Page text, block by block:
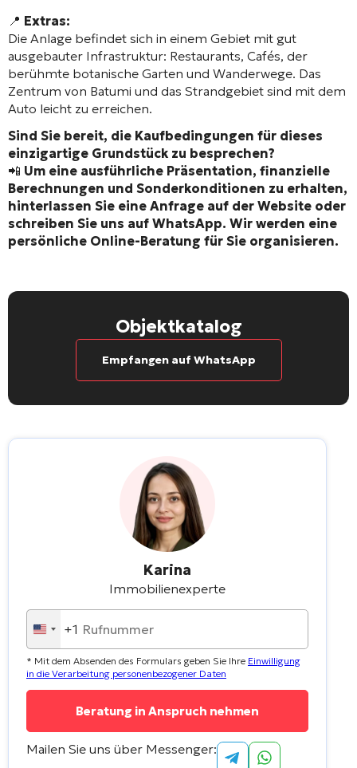
📍 Extras:
Die Anlage befindet sich in einem Gebiet mit gut
ausgebauter Infrastruktur: Restaurants, Cafés, der
berühmte botanische Garten und Wanderwege. Das
Zentrum von Batumi und das Strandgebiet sind mit dem
Auto leicht zu erreichen.
Sind Sie bereit, die Kaufbedingungen für dieses
einzigartige Grundstück zu besprechen?
📲 Um eine ausführliche Präsentation, finanzielle
Berechnungen und Sonderkonditionen zu erhalten,
hinterlassen Sie eine Anfrage auf der Website oder
schreiben Sie uns auf WhatsApp. Wir werden eine
persönliche Online-Beratung für Sie organisieren.
Objektkatalog
Empfangen auf WhatsApp
Karina
Immobilienexperte
United
States
+1
+1
* Mit dem Absenden des Formulars geben Sie Ihre Einwilligung
in die Verarbeitung personenbezogener Daten
Mailen Sie uns über Messenger: